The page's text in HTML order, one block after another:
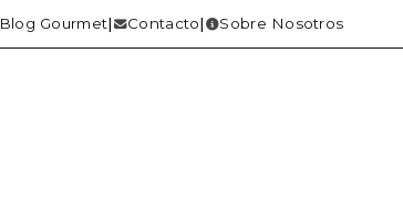
Blog Gourmet Contacto Sobre Nosotros